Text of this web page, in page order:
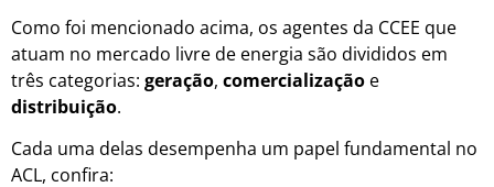
Como foi mencionado acima, os agentes da CCEE que
atuam no mercado livre de energia são divididos em
três categorias: geração, comercialização e
distribuição.
Cada uma delas desempenha um papel fundamental no
ACL, confira: